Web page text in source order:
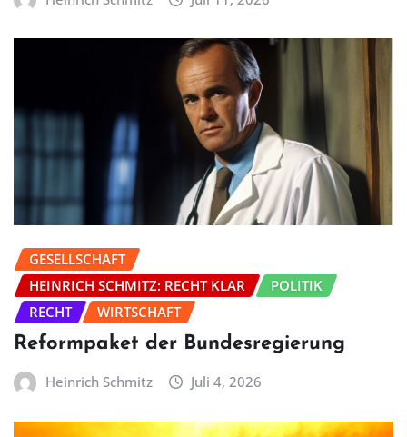
GESELLSCHAFT
HEINRICH SCHMITZ: RECHT KLAR
POLITIK
RECHT
WIRTSCHAFT
Reformpaket der Bundesregierung
Heinrich Schmitz Juli 4, 2026